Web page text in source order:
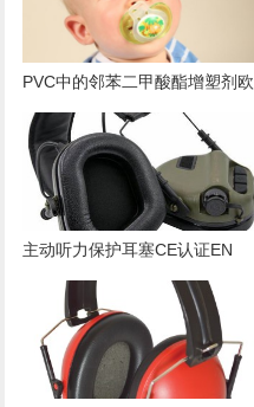
PVC中的邻苯二甲酸酯增塑剂欧
盟美国管控要求
主动听力保护耳塞CE认证EN
352标准介绍